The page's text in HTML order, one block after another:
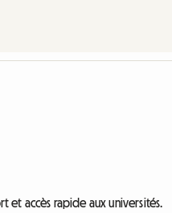
et accès rapide aux universités.